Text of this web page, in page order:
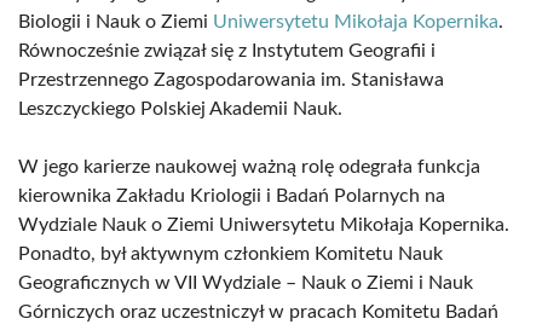
Biologii i Nauk o Ziemi Uniwersytetu Mikołaja Kopernika.
Równocześnie związał się z Instytutem Geografii i
Przestrzennego Zagospodarowania im. Stanisława
Leszczyckiego Polskiej Akademii Nauk.
W jego karierze naukowej ważną rolę odegrała funkcja
kierownika Zakładu Kriologii i Badań Polarnych na
Wydziale Nauk o Ziemi Uniwersytetu Mikołaja Kopernika.
Ponadto, był aktywnym członkiem Komitetu Nauk
Geograficznych w VII Wydziale – Nauk o Ziemi i Nauk
Górniczych oraz uczestniczył w pracach Komitetu Badań